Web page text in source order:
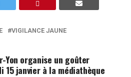
VIGILANCE JAUNE
Yon organise un goûter
janvier à la médiathèque